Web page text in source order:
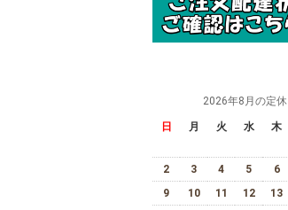
2026年8月の定休
日 月 火 水 木
2
3 4 5 6
9
10 11 12 13